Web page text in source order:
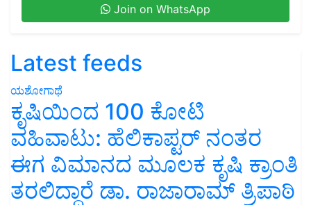
Join on WhatsApp
Latest feeds
ಯಶೋಗಾಥೆ
ಕೃಷಿಯಿಂದ 100 ಕೋಟಿ
ವಹಿವಾಟು: ಹೆಲಿಕಾಪ್ಟರ್ ನಂತರ
ಈಗ ವಿಮಾನದ ಮೂಲಕ ಕೃಷಿ ಕ್ರಾಂತಿ
ತರಲಿದ್ದಾರೆ ಡಾ. ರಾಜಾರಾಮ್ ತ್ರಿಪಾಠಿ